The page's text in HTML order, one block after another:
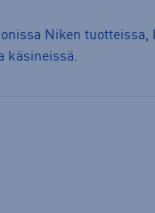
Niken tuotteissa,
käsineissä.